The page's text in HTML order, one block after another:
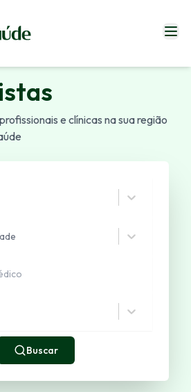
e clínicas na sua região
Buscar